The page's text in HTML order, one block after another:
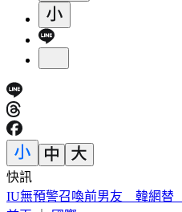
快訊
快訊／財神爺不在家 威力彩